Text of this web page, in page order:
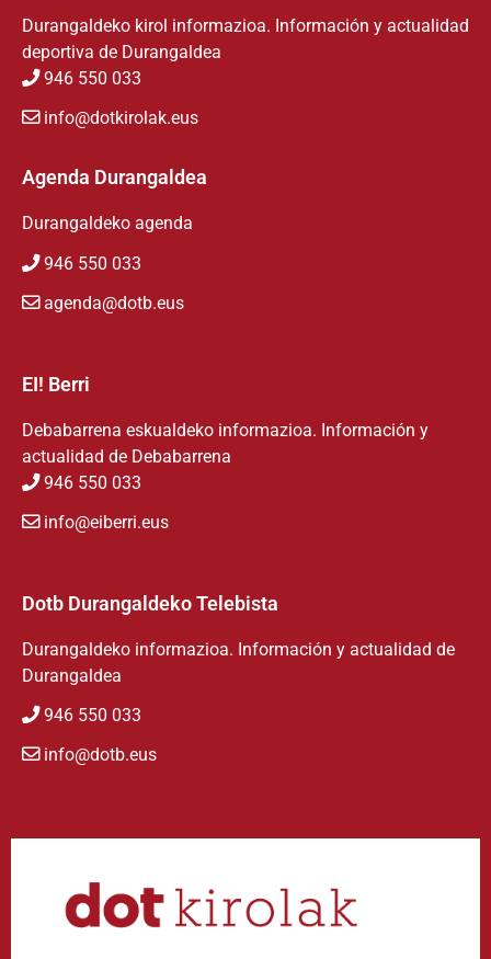
Durangaldeko kirol informazioa. Información y actualidad
deportiva de Durangaldea
946 550 033
info@dotkirolak.eus
Agenda Durangaldea
Durangaldeko agenda
946 550 033
agenda@dotb.eus
EI! Berri
Debabarrena eskualdeko informazioa. Información y
actualidad de Debabarrena
946 550 033
info@eiberri.eus
Dotb Durangaldeko Telebista
Durangaldeko informazioa. Información y actualidad de
Durangaldea
946 550 033
info@dotb.eus